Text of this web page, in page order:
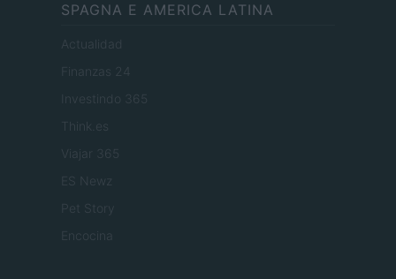
SPAGNA E AMERICA LATINA
Actualidad
Finanzas 24
Investindo 365
Think.es
Viajar 365
ES Newz
Pet Story
Encocina